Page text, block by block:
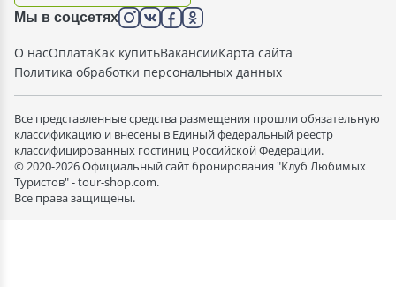
Мы в соцсетях
О насОплатаКак купитьВакансииКарта сайта
Политика обработки персональных данных
Все представленные средства размещения прошли обязательную
классификацию и внесены в Единый федеральный реестр
классифицированных гостиниц Российской Федерации.
© 2020-2026 Официальный сайт бронирования "Клуб Любимых
Туристов" - tour-shop.com.
Все права защищены.